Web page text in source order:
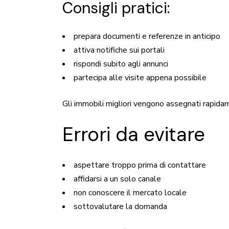
Consigli pratici:
prepara documenti e referenze in anticipo
attiva notifiche sui portali
rispondi subito agli annunci
partecipa alle visite appena possibile
Gli immobili migliori vengono assegnati
Errori da evitare
aspettare troppo prima di contattare
affidarsi a un solo canale
non conoscere il mercato locale
sottovalutare la domanda